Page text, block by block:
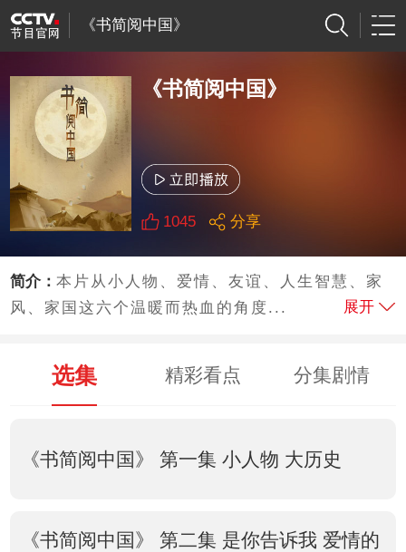
《书简阅中国》
《书简阅中国》
1045 分享
简介：本片从小人物、爱情、友谊、人生智慧、家
风、家国这六个温暖而热血的角度...
展开
选集 精彩看点 分集剧情
《书简阅中国》 第一集 小人物 大历史
《书简阅中国》 第二集 是你告诉我 爱情的